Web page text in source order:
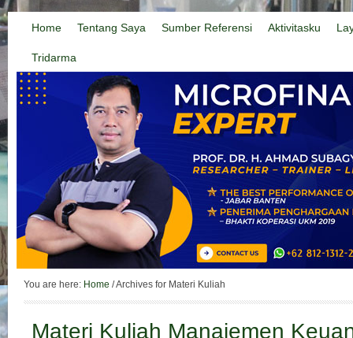
Home Tentang Saya Sumber Referensi Aktivitasku
Tridarma
You are here: Home /Archives for Materi Kuliah
Materi Kuliah Manajemen